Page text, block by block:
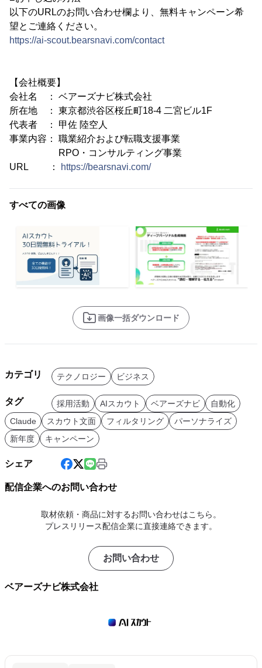
以下のURLのお問い合わせ欄より、無料キャンペーン希
望とご連絡ください。
https://ai-scout.bearsnavi.com/contact
【会社概要】
会社名 ： ベアーズナビ株式会社
所在地 ： 東京都渋谷区桜丘町18-4 二宮ビル1F
代表者 ： 甲佐 陸空人
事業内容： 職業紹介および転職支援事業
RPO・コンサルティング事業
URL ：
https://bearsnavi.com/
すべての画像
画像一括ダウンロード
カテゴリ テクノロジー ビジネス
タグ 採用活動 AIスカウト ベアーズナビ
自動化
Claude
スカウト文面 フィルタリング
パーソナライズ
新年度
キャンペーン
シェア
配信企業へのお問い合わせ
取材依頼・商品に対するお問い合わせはこちら。
プレスリリース配信企業に直接連絡できます。
お問い合わせ
ベアーズナビ株式会社